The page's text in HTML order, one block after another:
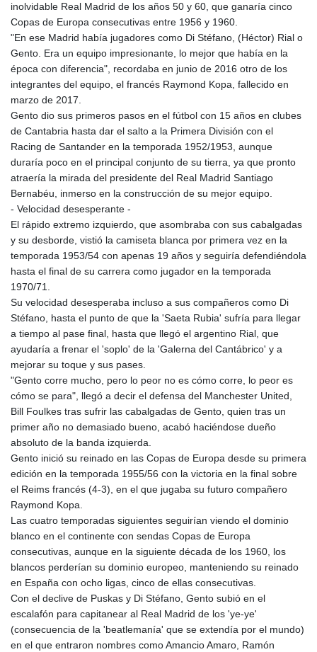
inolvidable Real Madrid de los años 50 y 60, que ganaría cinco
Copas de Europa consecutivas entre 1956 y 1960.
"En ese Madrid había jugadores como Di Stéfano, (Héctor) Rial o
Gento. Era un equipo impresionante, lo mejor que había en la
época con diferencia", recordaba en junio de 2016 otro de los
integrantes del equipo, el francés Raymond Kopa, fallecido en
marzo de 2017.
Gento dio sus primeros pasos en el fútbol con 15 años en clubes
de Cantabria hasta dar el salto a la Primera División con el
Racing de Santander en la temporada 1952/1953, aunque
duraría poco en el principal conjunto de su tierra, ya que pronto
atraería la mirada del presidente del Real Madrid Santiago
Bernabéu, inmerso en la construcción de su mejor equipo.
- Velocidad desesperante -
El rápido extremo izquierdo, que asombraba con sus cabalgadas
y su desborde, vistió la camiseta blanca por primera vez en la
temporada 1953/54 con apenas 19 años y seguiría defendiéndola
hasta el final de su carrera como jugador en la temporada
1970/71.
Su velocidad desesperaba incluso a sus compañeros como Di
Stéfano, hasta el punto de que la 'Saeta Rubia' sufría para llegar
a tiempo al pase final, hasta que llegó el argentino Rial, que
ayudaría a frenar el 'soplo' de la 'Galerna del Cantábrico' y a
mejorar su toque y sus pases.
"Gento corre mucho, pero lo peor no es cómo corre, lo peor es
cómo se para", llegó a decir el defensa del Manchester United,
Bill Foulkes tras sufrir las cabalgadas de Gento, quien tras un
primer año no demasiado bueno, acabó haciéndose dueño
absoluto de la banda izquierda.
Gento inició su reinado en las Copas de Europa desde su primera
edición en la temporada 1955/56 con la victoria en la final sobre
el Reims francés (4-3), en el que jugaba su futuro compañero
Raymond Kopa.
Las cuatro temporadas siguientes seguirían viendo el dominio
blanco en el continente con sendas Copas de Europa
consecutivas, aunque en la siguiente década de los 1960, los
blancos perderían su dominio europeo, manteniendo su reinado
en España con ocho ligas, cinco de ellas consecutivas.
Con el declive de Puskas y Di Stéfano, Gento subió en el
escalafón para capitanear al Real Madrid de los 'ye-ye'
(consecuencia de la 'beatlemanía' que se extendía por el mundo)
en el que entraron nombres como Amancio Amaro, Ramón